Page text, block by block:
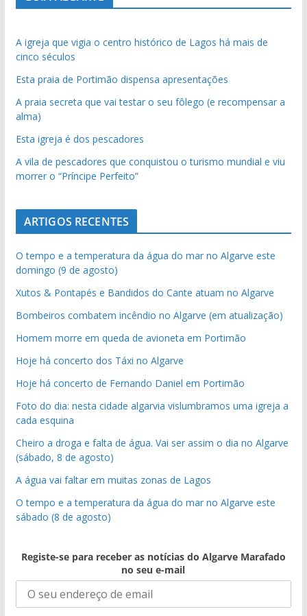
A igreja que vigia o centro histórico de Lagos há mais de
cinco séculos
Esta praia de Portimão dispensa apresentações
A praia secreta que vai testar o seu fôlego (e recompensar a
alma)
Esta igreja é dos pescadores
A vila de pescadores que conquistou o turismo mundial e viu
morrer o “Príncipe Perfeito”
ARTIGOS RECENTES
O tempo e a temperatura da água do mar no Algarve este
domingo (9 de agosto)
Xutos & Pontapés e Bandidos do Cante atuam no Algarve
Bombeiros combatem incêndio no Algarve (em atualização)
Homem morre em queda de avioneta em Portimão
Hoje há concerto dos Táxi no Algarve
Hoje há concerto de Fernando Daniel em Portimão
Foto do dia: nesta cidade algarvia vislumbramos uma igreja a
cada esquina
Cheiro a droga e falta de água. Vai ser assim o dia no Algarve
(sábado, 8 de agosto)
A água vai faltar em muitas zonas de Lagos
O tempo e a temperatura da água do mar no Algarve este
sábado (8 de agosto)
Registe-se para receber as notícias do Algarve Marafado
no seu e-mail